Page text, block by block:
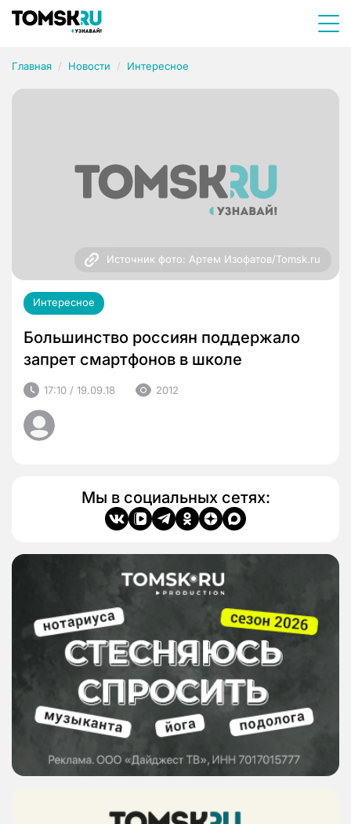
Главная Новости Интересное
Источник фото: Артем Изофатов/Tomsk.ru
Интересное
Большинство россиян поддержало
запрет смартфонов в школе
17:10 / 19.09.18 2012
Мы в социальных сетях: